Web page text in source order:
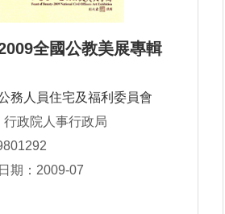
全國公教美展專輯
務人員住宅及福利委員會
行政院人事行政局
期：2009-07